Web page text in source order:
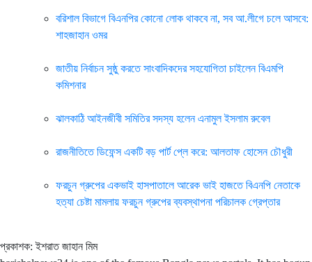
বরিশাল বিভাগে বিএনপির কোনো লোক থাকবে না, সব আ.লীগে চলে আসবে:
শাহজাহান ওমর
জাতীয় নির্বাচন সুষ্ঠু করতে সাংবাদিকদের সহযোগিতা চাইলেন বিএমপি
কমিশনার
ঝালকাঠি আইনজীবী সমিতির সদস্য হলেন এনামুল ইসলাম রুবেল
রাজনীতিতে ডিফেন্স একটি বড় পার্ট প্লে করে: আলতাফ হোসেন চৌধুরী
ফরচুন গ্রুপের একভাই হাসপাতালে আরেক ভাই হাজতে বিএনপি নেতাকে
হত্যা চেষ্টা মামলায় ফরচুন গ্রুপের ব্যবস্থাপনা পরিচালক গ্রেপ্তার
প্রকাশক: ইশরাত জাহান মিম